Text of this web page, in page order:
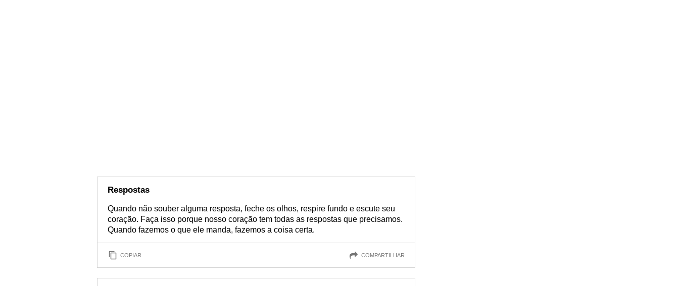
Respostas
Quando não souber alguma resposta, feche os olhos, respire fundo e escute seu
coração. Faça isso porque nosso coração tem todas as respostas que precisamos.
Quando fazemos o que ele manda, fazemos a coisa certa.
COPIAR COMPARTILHAR